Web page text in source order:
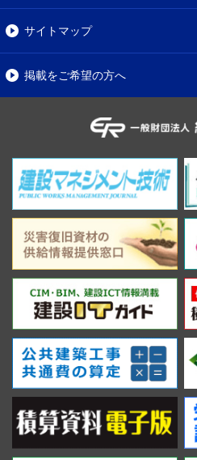
サイトマップ
掲載をご希望の方へ